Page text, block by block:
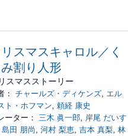
スマスキャロル／く
割り人形
スマスストーリー
：チャールズ・ディケンズ エル
ト・ホフマン
頼経 康史
ーター： 三木 眞一郎
岸尾 だいす
,島田 朋尚 ,河村 梨恵 ,吉本 真梨 ,林